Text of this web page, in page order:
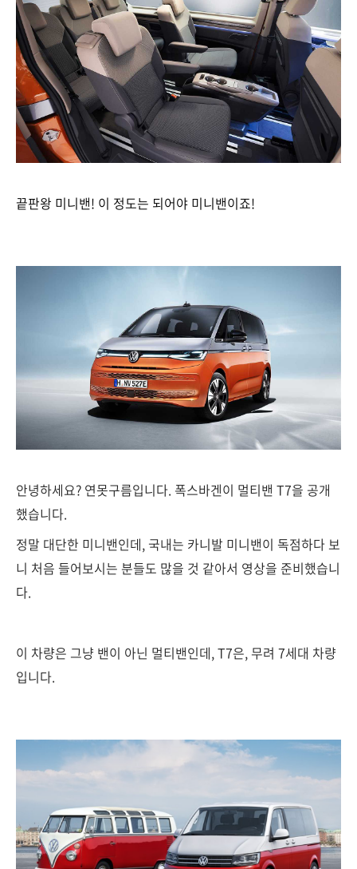
끝판왕 미니밴! 이 정도는 되어야 미니밴이죠!
안녕하세요? 연못구름입니다. 폭스바겐이 멀티밴 T7을 공개
했습니다.
정말 대단한 미니밴인데, 국내는 카니발 미니밴이 독점하다 보
니 처음 들어보시는 분들도 많을 것 같아서 영상을 준비했습니
다.
이 차량은 그냥 밴이 아닌 멀티밴인데, T7은, 무려 7세대 차량
입니다.